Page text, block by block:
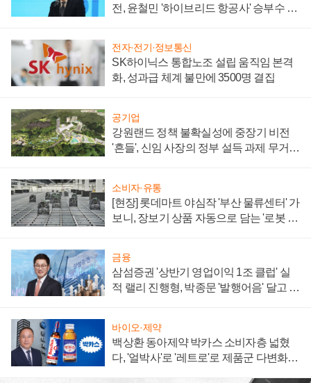
전, 윤철민 '하이브리드 항공사' 승부수 통
전자·전기·정보통신
SK하이닉스 통합노조 설립 움직임 본격
화, 성과급 체계 불만에 3500명 결집
공기업
강원랜드 정책 불확실성에 중장기 비전
'흔들', 신임 사장의 정부 설득 과제 무거워
소비자·유통
[현장] 롯데마트 야심작 '부산 물류센터' 가
보니, 장보기 상품 자동으로 담는 '로봇 40
금융
삼섬증권 '상반기 영업이익 1조 클럽' 실
적 랠리 진행형, 박종문 '발행어음' 달고 연
바이오·제약
백상환 동아제약 박카스 소비자층 넓혔
다, '얼박사'로 '레트로'로 제품군 다변화